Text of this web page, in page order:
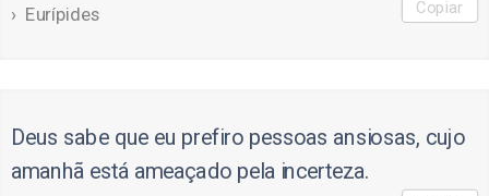
Eurípides Copiar
Deus sabe que eu prefiro pessoas ansiosas, cujo
amanhã está ameaçado pela incerteza.